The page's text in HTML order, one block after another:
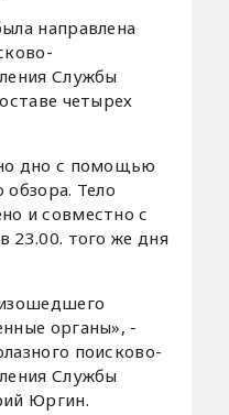
направлена
Службы
четырех
дно с помощью
обзора. Тело
и совместно с
23.00. того же дня
органы», -
поисково-
Службы
Юргин.